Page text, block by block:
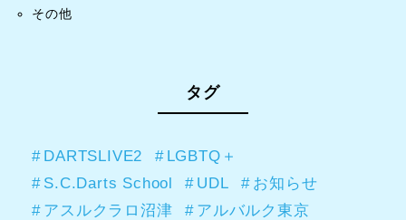
その他
タグ
DARTSLIVE2
LGBTQ＋
S.C.Darts School
UDL
お知らせ
アスルクラロ沼津
アルバルク東京